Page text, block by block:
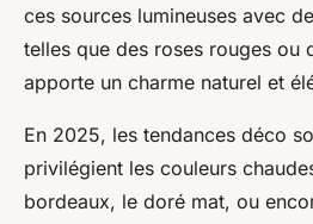
ces sources lumineuses avec
telles que des roses rouges ou
apporte un charme naturel et
En 2025, les tendances déco
privilégient les couleurs
bordeaux, le doré mat, ou